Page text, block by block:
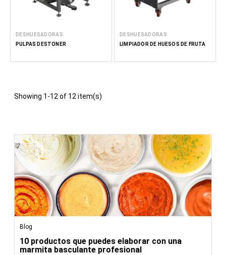
DESHUESADORAS
PULPAS DESTONER
DESHUESADORAS
LIMPIADOR DE HUESOS DE FRUTA
Showing 1-12 of 12 item(s)
Blog
10 productos que puedes elaborar con una
marmita basculante profesional